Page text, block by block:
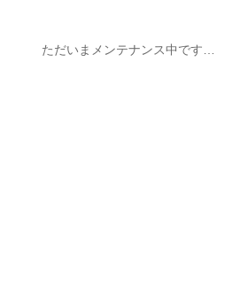
ただいまメンテナンス中です…